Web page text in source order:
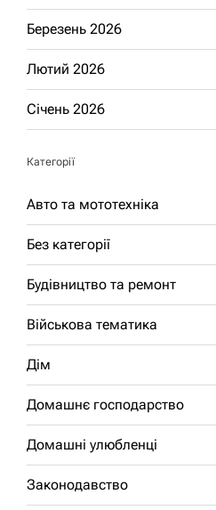
Березень 2026
Лютий 2026
Січень 2026
Категорії
Авто та мототехніка
Без категорії
Будівництво та ремонт
Військова тематика
Дім
Домашнє господарство
Домашні улюбленці
Законодавство